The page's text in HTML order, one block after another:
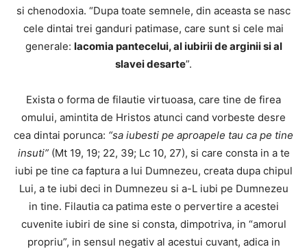
si chenodoxia. “Dupa toate semnele, din aceasta se nasc
cele dintai trei ganduri patimase, care sunt si cele mai
generale: lacomia pantecelui, al iubirii de arginii si al
slavei desarte”.
Exista o forma de filautie virtuoasa, care tine de firea
omului, amintita de Hristos atunci cand vorbeste desre
cea dintai porunca: “sa iubesti pe aproapele tau ca pe tine
insuti”(Mt 19, 19; 22, 39; Lc 10, 27), si care consta in a te
iubi pe tine ca faptura a lui Dumnezeu, creata dupa chipul
Lui, a te iubi deci in Dumnezeu si a-L iubi pe Dumnezeu
in tine. Filautia ca patima este o pervertire a acestei
cuvenite iubiri de sine si consta, dimpotriva, in “amorul
propriu”, in sensul negativ al acestui cuvant, adica in